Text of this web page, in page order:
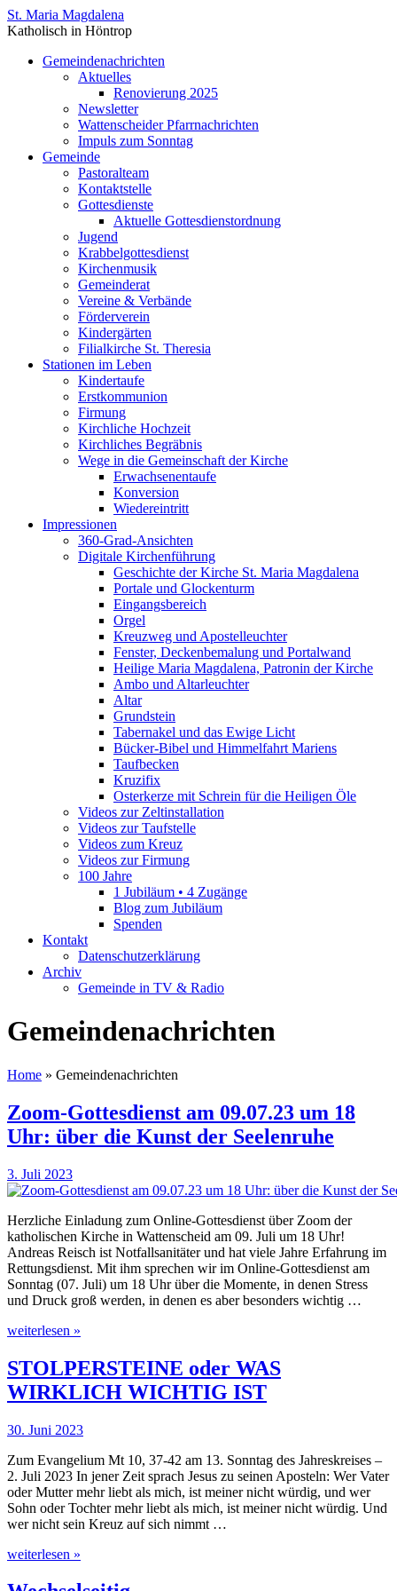
St. Maria Magdalena
Katholisch in Höntrop
Gemeindenachrichten
Aktuelles
Renovierung 2025
Newsletter
Wattenscheider Pfarrnachrichten
Impuls zum Sonntag
Gemeinde
Pastoralteam
Kontaktstelle
Gottesdienste
Aktuelle Gottesdienstordnung
Jugend
Krabbelgottesdienst
Kirchenmusik
Gemeinderat
Vereine & Verbände
Förderverein
Kindergärten
Filialkirche St. Theresia
Stationen im Leben
Kindertaufe
Erstkommunion
Firmung
Kirchliche Hochzeit
Kirchliches Begräbnis
Wege in die Gemeinschaft der Kirche
Erwachsenentaufe
Konversion
Wiedereintritt
Impressionen
360-Grad-Ansichten
Digitale Kirchenführung
Geschichte der Kirche St. Maria Magdalena
Portale und Glockenturm
Eingangsbereich
Orgel
Kreuzweg und Apostelleuchter
Fenster, Deckenbemalung und Portalwand
Heilige Maria Magdalena, Patronin der Kirche
Ambo und Altarleuchter
Altar
Grundstein
Tabernakel und das Ewige Licht
Bücker-Bibel und Himmelfahrt Mariens
Taufbecken
Kruzifix
Osterkerze mit Schrein für die Heiligen Öle
Videos zur Zeltinstallation
Videos zur Taufstelle
Videos zum Kreuz
Videos zur Firmung
100 Jahre
1 Jubiläum • 4 Zugänge
Blog zum Jubiläum
Spenden
Kontakt
Datenschutzerklärung
Archiv
Gemeinde in TV & Radio
Gemeindenachrichten
Home » Gemeindenachrichten
Zoom-Gottesdienst am 09.07.23 um 18
Uhr: über die Kunst der Seelenruhe
3. Juli 2023
Herzliche Einladung zum Online-Gottesdienst über Zoom der
katholischen Kirche in Wattenscheid am 09. Juli um 18 Uhr!
Andreas Reisch ist Notfallsanitäter und hat viele Jahre Erfahrung im
Rettungsdienst. Mit ihm sprechen wir im Online-Gottesdienst am
Sonntag (07. Juli) um 18 Uhr über die Momente, in denen Stress
und Druck groß werden, in denen es aber besonders wichtig …
weiterlesen »
STOLPERSTEINE oder WAS
WIRKLICH WICHTIG IST
30. Juni 2023
Zum Evangelium Mt 10, 37-42 am 13. Sonntag des Jahreskreises –
2. Juli 2023 In jener Zeit sprach Jesus zu seinen Aposteln: Wer Vater
oder Mutter mehr liebt als mich, ist meiner nicht würdig, und wer
Sohn oder Tochter mehr liebt als mich, ist meiner nicht würdig. Und
wer nicht sein Kreuz auf sich nimmt …
weiterlesen »